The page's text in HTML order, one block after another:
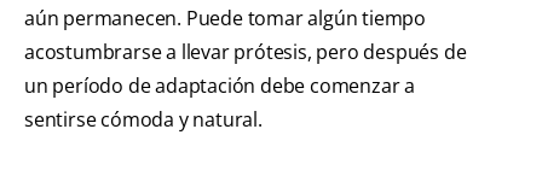
aún permanecen. Puede tomar algún tiempo
acostumbrarse a llevar prótesis, pero después de
un período de adaptación debe comenzar a
sentirse cómoda y natural.